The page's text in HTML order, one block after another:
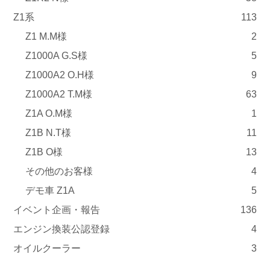
Z1系
113
Z1 M.M様
2
Z1000A G.S様
5
Z1000A2 O.H様
9
Z1000A2 T.M様
63
Z1A O.M様
1
Z1B N.T様
11
Z1B O様
13
その他のお客様
4
デモ車 Z1A
5
イベント企画・報告
136
エンジン換装公認登録
4
オイルクーラー
3